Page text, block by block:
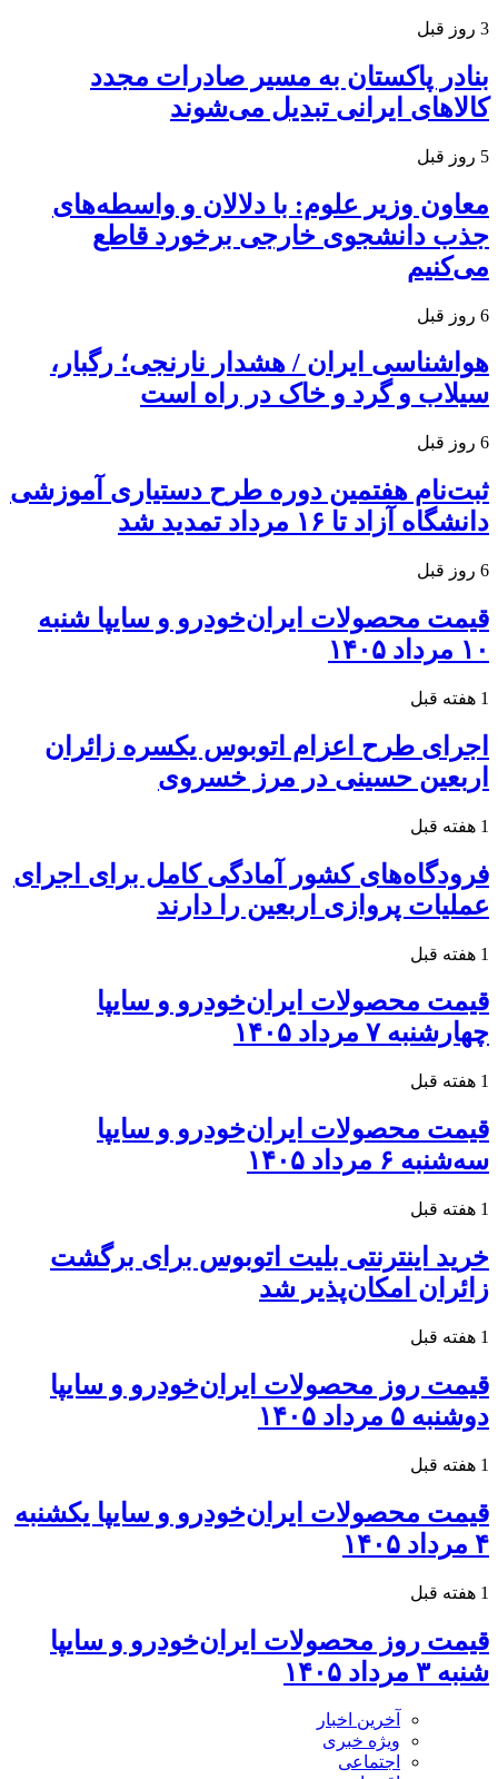
3 روز قبل
بنادر پاکستان به مسیر صادرات مجدد
کالاهای ایرانی تبدیل می‌شوند
5 روز قبل
معاون وزیر علوم: با دلالان و واسطه‌های
جذب دانشجوی خارجی برخورد قاطع
می‌کنیم
6 روز قبل
هواشناسی ایران / هشدار نارنجی؛ رگبار،
سیلاب و گرد و خاک در راه است
6 روز قبل
ثبت‌نام هفتمین دوره طرح دستیاری آموزشی
دانشگاه آزاد تا ۱۶ مرداد تمدید شد
6 روز قبل
قیمت محصولات ایران‌خودرو و سایپا شنبه
۱۰ مرداد ۱۴۰۵
1 هفته قبل
اجرای طرح اعزام اتوبوس یکسره زائران
اربعین حسینی در مرز خسروی
1 هفته قبل
فرودگاه‌های کشور آمادگی کامل برای اجرای
عملیات پروازی اربعین را دارند
1 هفته قبل
قیمت محصولات ایران‌خودرو و سایپا
چهارشنبه ۷ مرداد ۱۴۰۵
1 هفته قبل
قیمت محصولات ایران‌خودرو و سایپا
سه‌شنبه ۶ مرداد ۱۴۰۵
1 هفته قبل
خرید اینترنتی بلیت اتوبوس برای برگشت
زائران امکان‌پذیر شد
1 هفته قبل
قیمت روز محصولات ایران‌خودرو و سایپا
دوشنبه ۵ مرداد ۱۴۰۵
1 هفته قبل
قیمت محصولات ایران‌خودرو و سایپا یکشنبه
۴ مرداد ۱۴۰۵
1 هفته قبل
قیمت روز محصولات ایران‌خودرو و سایپا
شنبه ۳ مرداد ۱۴۰۵
آخرین اخبار
ویژه خبری
اجتماعی